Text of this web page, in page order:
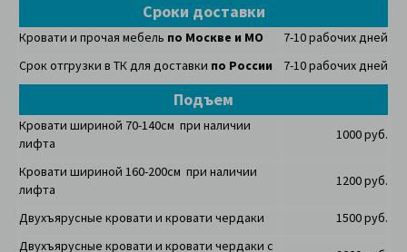
Сроки доставки
Кровати и прочая мебель по Москве и МО
7-10 рабочих дней
Срок отгрузки в ТК для доставки по России 7-10 рабочих дней
Подъем
Кровати шириной 70-140см при наличии
лифта
1000 руб.
Кровати шириной 160-200см при наличии
лифта
1200 руб.
Двухъярусные кровати и кровати чердаки
1500 руб.
Двухъярусные кровати и кровати чердаки с